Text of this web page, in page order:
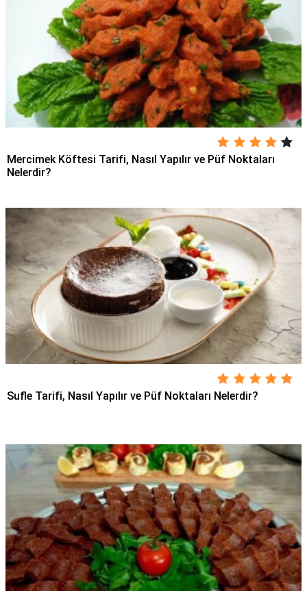
Mercimek Köftesi Tarifi, Nasıl Yapılır ve Püf Noktaları
Nelerdir?
Sufle Tarifi, Nasıl Yapılır ve Püf Noktaları Nelerdir?